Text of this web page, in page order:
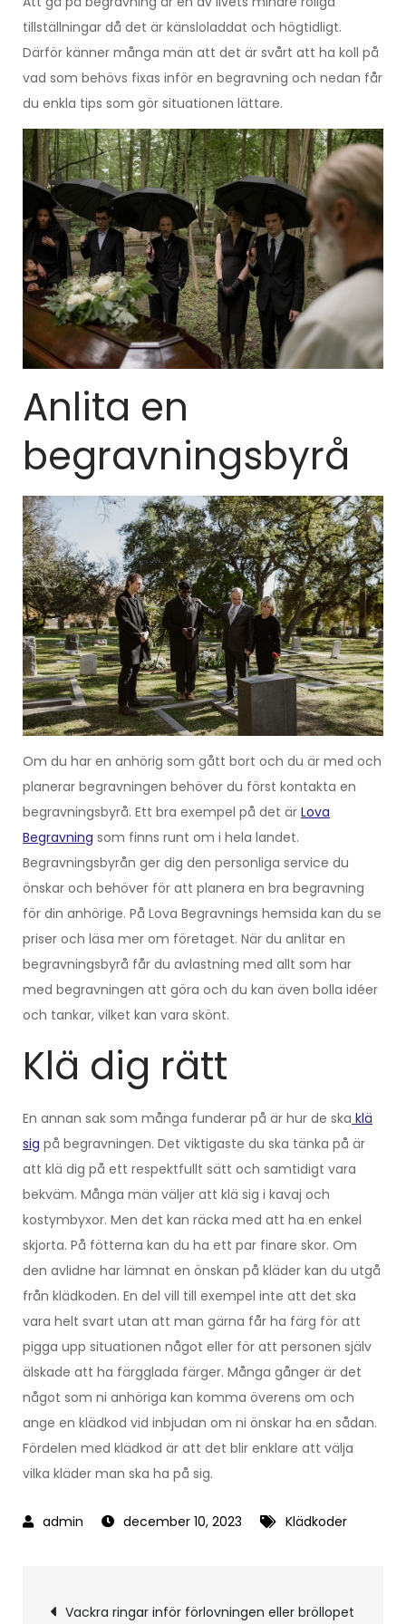
tillställningar då det är känsloladdat och högtidligt.
Därför känner många män att det är svårt att ha koll på
vad som behövs fixas inför en begravning och nedan får
du enkla tips som gör situationen lättare.
Anlita en
begravningsbyrå
Om du har en anhörig som gått bort och du är med och
planerar begravningen behöver du först kontakta en
begravningsbyrå. Ett bra exempel på det är Lova
Begravning som finns runt om i hela landet.
Begravningsbyrån ger dig den personliga service du
önskar och behöver för att planera en bra begravning
för din anhörige. På Lova Begravnings hemsida kan du se
priser och läsa mer om företaget. När du anlitar en
begravningsbyrå får du avlastning med allt som har
med begravningen att göra och du kan även bolla idéer
och tankar, vilket kan vara skönt.
Klä dig rätt
En annan sak som många funderar på är hur de ska klä
sig på begravningen. Det viktigaste du ska tänka på är
att klä dig på ett respektfullt sätt och samtidigt vara
bekväm. Många män väljer att klä sig i kavaj och
kostymbyxor. Men det kan räcka med att ha en enkel
skjorta. På fötterna kan du ha ett par finare skor. Om
den avlidne har lämnat en önskan på kläder kan du utgå
från klädkoden. En del vill till exempel inte att det ska
vara helt svart utan att man gärna får ha färg för att
pigga upp situationen något eller för att personen själv
älskade att ha färgglada färger. Många gånger är det
något som ni anhöriga kan komma överens om och
ange en klädkod vid inbjudan om ni önskar ha en sådan.
Fördelen med klädkod är att det blir enklare att välja
vilka kläder man ska ha på sig.
december 10, 2023 Klädkoder
Inläggsnavigering
Vackra ringar inför förlovningen eller bröllopet